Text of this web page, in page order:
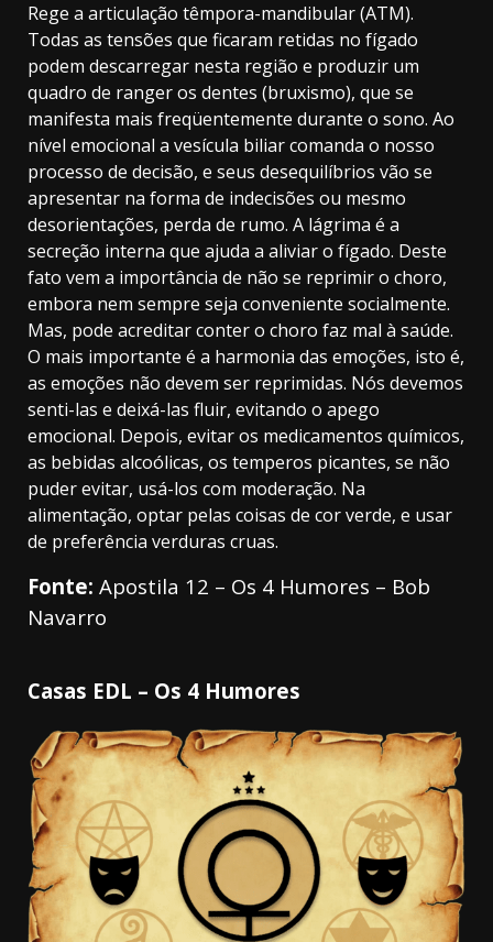
Rege a articulação têmpora-mandibular (ATM).
Todas as tensões que ficaram retidas no fígado
podem descarregar nesta região e produzir um
quadro de ranger os dentes (bruxismo), que se
manifesta mais freqüentemente durante o sono. Ao
nível emocional a vesícula biliar comanda o nosso
processo de decisão, e seus desequilíbrios vão se
apresentar na forma de indecisões ou mesmo
desorientações, perda de rumo. A lágrima é a
secreção interna que ajuda a aliviar o fígado. Deste
fato vem a importância de não se reprimir o choro,
embora nem sempre seja conveniente socialmente.
Mas, pode acreditar conter o choro faz mal à saúde.
O mais importante é a harmonia das emoções, isto é,
as emoções não devem ser reprimidas. Nós devemos
senti-las e deixá-las fluir, evitando o apego
emocional. Depois, evitar os medicamentos químicos,
as bebidas alcoólicas, os temperos picantes, se não
puder evitar, usá-los com moderação. Na
alimentação, optar pelas coisas de cor verde, e usar
de preferência verduras cruas.
Fonte: Apostila 12 – Os 4 Humores – Bob
Navarro
Casas EDL – Os 4 Humores